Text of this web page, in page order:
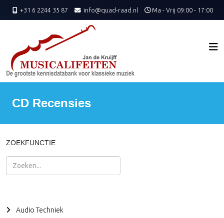
+31 6 2244 35 87 info@quad-raad.nl Ma - Vrij 09:00 - 17:00
CD Recensies
ZOEKFUNCTIE
Zoeken
Audio Techniek